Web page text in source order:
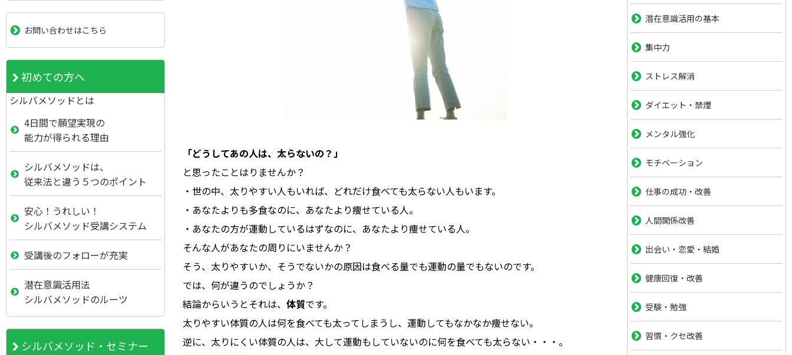
「どうしてあの人は、太らないの？」
と思ったことはりませんか？
・世の中、太りやすい人もいれば、どれだけ食べても太らない人もいます。
・あなたよりも多食なのに、あなたより痩せている人。
・あなたの方が運動しているはずなのに、あなたより痩せている人。
そんな人があなたの周りにいませんか？
そう、太りやすいか、そうでないかの原因は食べる量でも運動の量でもないのです。
では、何が違うのでしょうか？
結論からいうとそれは、 体質です。
太りやすい体質の人は何を食べても太ってしまうし、運動してもなかなか痩せない。
逆に、太りにくい体質の人は、大して運動もしていないのに何を食べても太らない・・・。
お問い合わせはこちら
初めての方へ
シルバメソッドとは
4日間で願望実現の
能力が得られる理由
シルバメソッドは、
従来法と違う５つのポイント
安心！うれしい！
シルバメソッド受講システム
受講後のフォローが充実
潜在意識活用法
シルバメソッドのルーツ
シルバメソッド・セミナー
潜在意識活用の基本
集中力
ストレス解消
ダイエット・禁煙
メンタル強化
モチベーション
仕事の成功・改善
人間関係改善
出会い・恋愛・結婚
健康回復・改善
受験・勉強
習慣・クセ改善